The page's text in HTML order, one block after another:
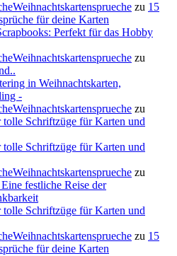
zu 15
für deine Karten
Perfekt für das Hobby
zu
in Weihnachtskarten,
-
zu
Schriftzüge für Karten und
Schriftzüge für Karten und
zu
festliche Reise der
Schriftzüge für Karten und
zu 15
für deine Karten